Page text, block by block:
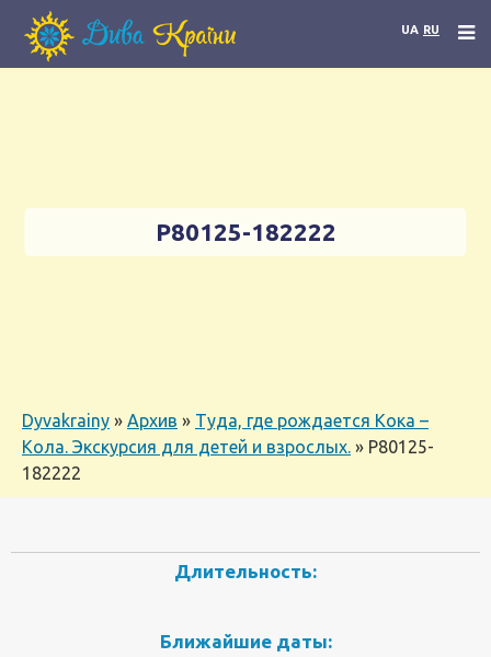
UA RU
P80125-182222
Dyvakrainy » Архив » Туда, где рождается Кока –
Кола. Экскурсия для детей и взрослых. » P80125-
182222
Длительность:
Ближайшие даты: